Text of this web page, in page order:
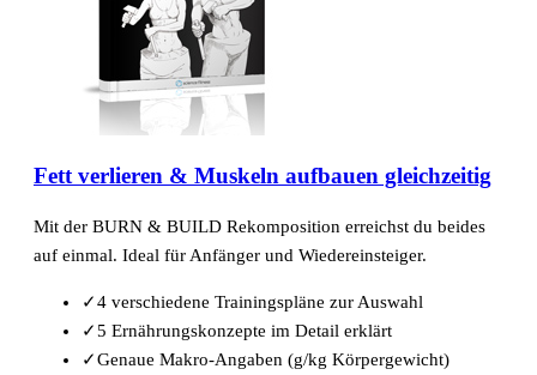
Fett verlieren & Muskeln aufbauen gleichzeitig
Mit der BURN & BUILD Rekomposition erreichst du beides
auf einmal. Ideal für Anfänger und Wiedereinsteiger.
✓4 verschiedene Trainingspläne zur Auswahl
✓5 Ernährungskonzepte im Detail erklärt
✓Genaue Makro-Angaben (g/kg Körpergewicht)